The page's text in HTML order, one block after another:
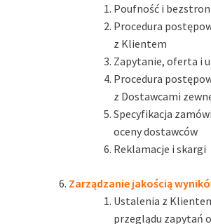
Poufność i
Procedura
z Klientem
Zapytanie, oferta i
Procedura
z Dostawcami
Specyfikacja
oceny dostawców
Reklamacje i skargi
Zarządzanie jakością
Ustalenia z
przeglądu zapytań